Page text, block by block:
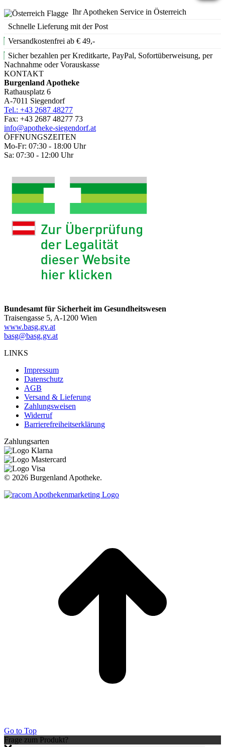
Ihr Apotheken Service in Österreich
Schnelle Lieferung mit der Post
Versandkostenfrei ab € 49,-
Sicher bezahlen per Kreditkarte, PayPal, Sofortüberweisung, per
Nachnahme oder Vorauskasse
KONTAKT
Burgenland Apotheke
Rathausplatz 6
A-7011 Siegendorf
Tel.: +43 2687 48277
Fax: +43 2687 48277 73
info@apotheke-siegendorf.at
ÖFFNUNGSZEITEN
Mo-Fr: 07:30 - 18:00 Uhr
Sa: 07:30 - 12:00 Uhr
Bundesamt für Sicherheit im Gesundheitswesen
Traisengasse 5, A-1200 Wien
www.basg.gv.at
basg@basg.gv.at
LINKS
Impressum
Datenschutz
AGB
Versand & Lieferung
Zahlungsweisen
Widerruf
Barrierefreiheitserklärung
Zahlungsarten
© 2026 Burgenland Apotheke.
Go to Top
Frage zum Produkt?